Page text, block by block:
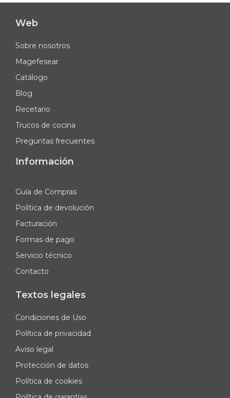
Web
Sobre nosotros
Magefesear
Catálogo
Blog
Recetario
Trucos de cocina
Preguntas frecuentes
Información
Guía de Compras
Política de devolución
Facturación
Formas de pago
Servicio técnico
Contacto
Textos legales
Condiciones de Uso
Política de privacidad
Aviso legal
Protección de datos
Política de cookies